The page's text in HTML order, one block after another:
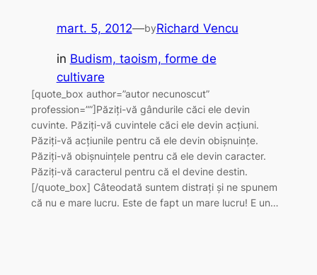
mart. 5, 2012—byRichard Vencu
in Budism, taoism, forme de
cultivare
[quote_box author=”autor necunoscut”
profession=””]Păziți-vă gândurile căci ele devin
cuvinte. Păziți-vă cuvintele căci ele devin acțiuni.
Păziți-vă acțiunile pentru că ele devin obișnuințe.
Păziți-vă obișnuințele pentru că ele devin caracter.
Păziți-vă caracterul pentru că el devine destin.
[/quote_box] Câteodată suntem distrați și ne spunem
că nu e mare lucru. Este de fapt un mare lucru! E un…